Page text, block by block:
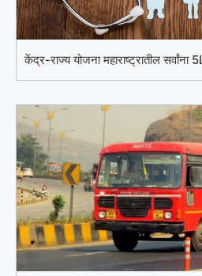
केंद्र-राज्य योजना महाराष्ट्रातील